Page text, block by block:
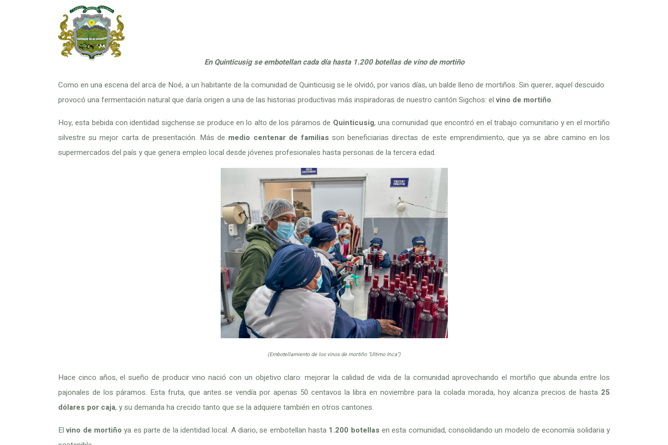
En Quinticusig se embotellan cada día hasta 1.200 botellas de vino de mortiño
Como en una escena del arca de Noé, a un habitante de la comunidad de Quinticusig se le olvidó, por varios días, un balde lleno de mortiños. Sin querer, aquel descuido
provocó una fermentación natural que daría origen a una de las historias productivas más inspiradoras de nuestro cantón Sigchos: elvino de mortiño.
Hoy, esta bebida con identidad sigchense se produce en lo alto de los páramos de Quinticusig, una comunidad que encontró en el trabajo comunitario y en el mortiño
silvestre su mejor carta de presentación. Más de medio centenar de familias son beneficiarias directas de este emprendimiento, que ya se abre camino en los
supermercados del país y que genera empleo local desde jóvenes profesionales hasta personas de la tercera edad.
(Embotellamiento de los vinos de mortiño "Ultimo Inca")
Hace cinco años, el sueño de producir vino nació con un objetivo claro: mejorar la calidad de vida de la comunidad aprovechando el mortiño que abunda entre los
pajonales de los páramos. Esta fruta, que antes se vendía por apenas 50 centavos la libra en noviembre para la colada morada, hoy alcanza precios de hasta 25
dólares por caja, y su demanda ha crecido tanto que se la adquiere también en otros cantones.
Elvino de mortiño ya es parte de la identidad local. A diario, se embotellan hasta 1.200 botellas en esta comunidad, consolidando un modelo de economía solidaria y